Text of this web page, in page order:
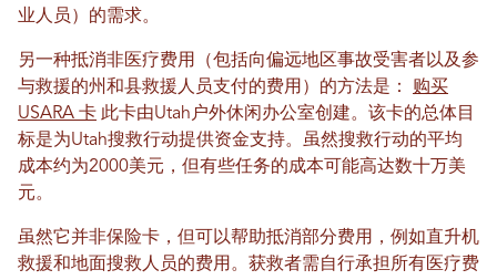
业人员）的需求。
另一种抵消非医疗费用（包括向偏远地区事故受害者以及参
与救援的州和县救援人员支付的费用）的方法是： 购买
USARA 卡 此卡由Utah户外休闲办公室创建。该卡的总体目
标是为Utah搜救行动提供资金支持。虽然搜救行动的平均
成本约为2000美元，但有些任务的成本可能高达数十万美
元。
虽然它并非保险卡，但可以帮助抵消部分费用，例如直升机
救援和地面搜救人员的费用。获救者需自行承担所有医疗费